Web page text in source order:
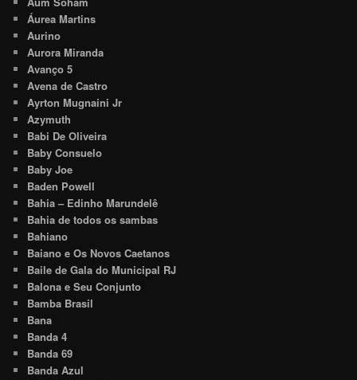
Áurea Martins
Aurino
Aurora Miranda
Avanço 5
Avena de Castro
Ayrton Mugnaini Jr
Azymuth
Babi De Oliveira
Baby Consuelo
Baby Joe
Baden Powell
Bahia – Edinho Marundelê
Bahia de todos os sambas
Bahiano
Baiano e Os Novos Caetanos
Baile de Gala do Municipal RJ
Balona e Seu Conjunto
Bamba Brasil
Bana
Banda 4
Banda 69
Banda Azul